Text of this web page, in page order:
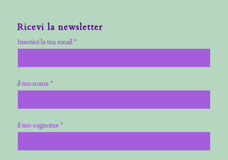
Ricevi la newsletter
Inserisci la tua email *
il tuo nome *
il tuo cognome *